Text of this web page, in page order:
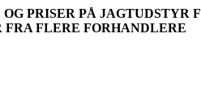
PRISER PÅ JAGTUDSTYR
FRA FLERE FORHANDLERE